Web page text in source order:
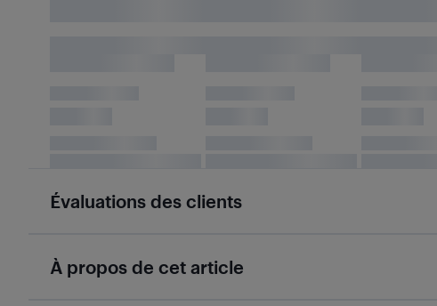
Évaluations des clients
À propos de cet article